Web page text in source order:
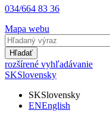
034/664 83 36
Mapa webu
Hľadať
rozšírené vyhľadávanie
SKSlovensky
SKSlovensky
ENEnglish